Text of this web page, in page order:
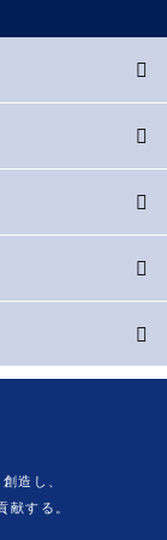
造し、
する。